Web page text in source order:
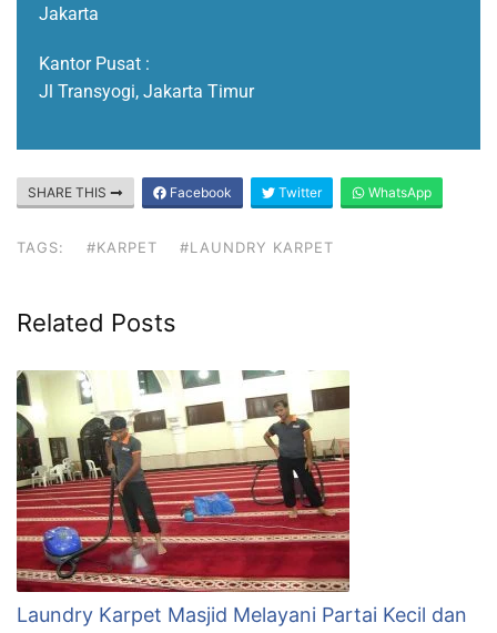
Jakarta
Kantor Pusat :
Jl Transyogi, Jakarta Timur
SHARE THIS Facebook Twitter WhatsApp
TAGS: #KARPET #LAUNDRY KARPET
Related Posts
Laundry Karpet Masjid Melayani Partai Kecil dan